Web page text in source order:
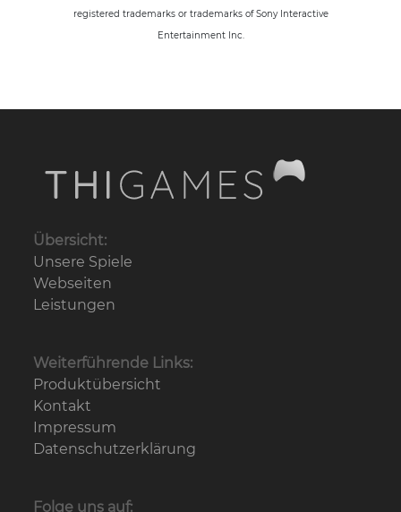
registered trademarks or trademarks of Sony Interactive
Entertainment Inc.
Übersicht:
Unsere Spiele
Webseiten
Leistungen
Weiterführende Links:
Produktübersicht
Kontakt
Impressum
Datenschutz­erklärung
Folge uns auf: